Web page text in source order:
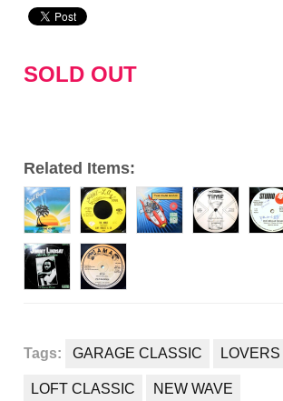
プ
ヤ
SOLD OUT
Related Items:
Tags: GARAGE CLASSIC
LOFT CLASSIC NEW WAVE